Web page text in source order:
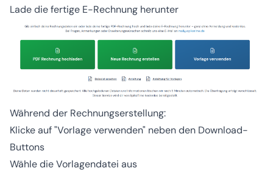
Lade die fertige E-Rechnung herunter
Während der Rechnungserstellung:
Klicke auf "Vorlage verwenden" neben den Download-
Buttons
Wähle die Vorlagendatei aus